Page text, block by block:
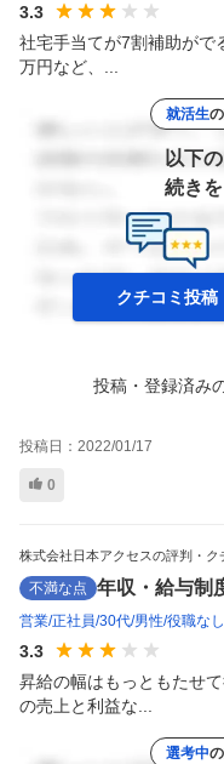
3.3
社宅手当てが7割補助がで
万円など、...
就活生
以下
続き
クチコミ投稿
投稿・登録済み
投稿日： 2022/01/17
0
株式会社日本アクセスの評判・ク
不満な点 年収・給与制
営業 正社員 30代 男性 役職なし
3.3
昇給の幅はもっともたせ
の売上と利益な...
選考中